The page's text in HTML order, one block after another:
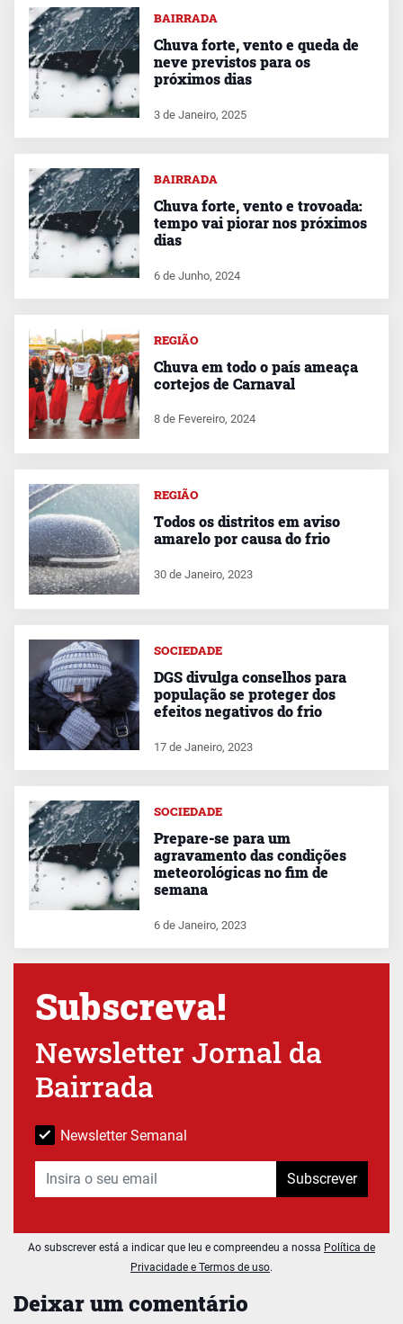
Deixar um comentário
BAIRRADA
Chuva forte, vento e queda de
neve previstos para os
próximos dias
3 de Janeiro, 2025
BAIRRADA
Chuva forte, vento e trovoada:
tempo vai piorar nos próximos
dias
6 de Junho, 2024
REGIÃO
Chuva em todo o país ameaça
cortejos de Carnaval
8 de Fevereiro, 2024
REGIÃO
Todos os distritos em aviso
amarelo por causa do frio
30 de Janeiro, 2023
SOCIEDADE
DGS divulga conselhos para
população se proteger dos
efeitos negativos do frio
17 de Janeiro, 2023
SOCIEDADE
Prepare-se para um
agravamento das condições
meteorológicas no fim de
semana
6 de Janeiro, 2023
Subscreva!
Newsletter Jornal da
Bairrada
Newsletter Semanal
Subscrever
Ao subscrever está a indicar que leu e compreendeu a nossa Política de
Privacidade e Termos de uso.